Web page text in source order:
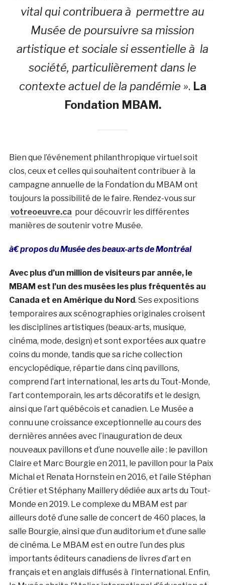
vital qui contribuera à permettre au
Musée de poursuivre sa mission
artistique et sociale si essentielle à la
société, particulièrement dans le
contexte actuel de la pandémie ». La
Fondation MBAM.
Bien que l’événement philanthropique virtuel soit
clos, ceux et celles qui souhaitent contribuer à la
campagne annuelle de la Fondation du MBAM ont
toujours la possibilité de le faire. Rendez-vous sur
votreoeuvre.ca pour découvrir les différentes
manières de soutenir votre Musée.
à€ propos du Musée des beaux-arts de Montréal
Avec plus d’un million de visiteurs par année, le
MBAM est l’un des musées les plus fréquentés au
Canada et en Amérique du Nord. Ses expositions
temporaires aux scénographies originales croisent
les disciplines artistiques (beaux-arts, musique,
cinéma, mode, design) et sont exportées aux quatre
coins du monde, tandis que sa riche collection
encyclopédique, répartie dans cinq pavillons,
comprend l’art international, les arts du Tout-Monde,
l’art contemporain, les arts décoratifs et le design,
ainsi que l’art québécois et canadien. Le Musée a
connu une croissance exceptionnelle au cours des
dernières années avec l’inauguration de deux
nouveaux pavillons et d’une nouvelle aile : le pavillon
Claire et Marc Bourgie en 2011, le pavillon pour la Paix
Michal et Renata Hornstein en 2016, et l’aile Stéphan
Crétier et Stéphany Maillery dédiée aux arts du Tout-
Monde en 2019. Le complexe du MBAM est par
ailleurs doté d’une salle de concert de 460 places, la
salle Bourgie, ainsi que d’un auditorium et d’une salle
de cinéma. Le MBAM est en outre l’un des plus
importants éditeurs canadiens de livres d’art en
français et en anglais diffusés à l’international. Enfin,